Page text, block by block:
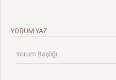
YORUM YAZ
Yorum Başlığı